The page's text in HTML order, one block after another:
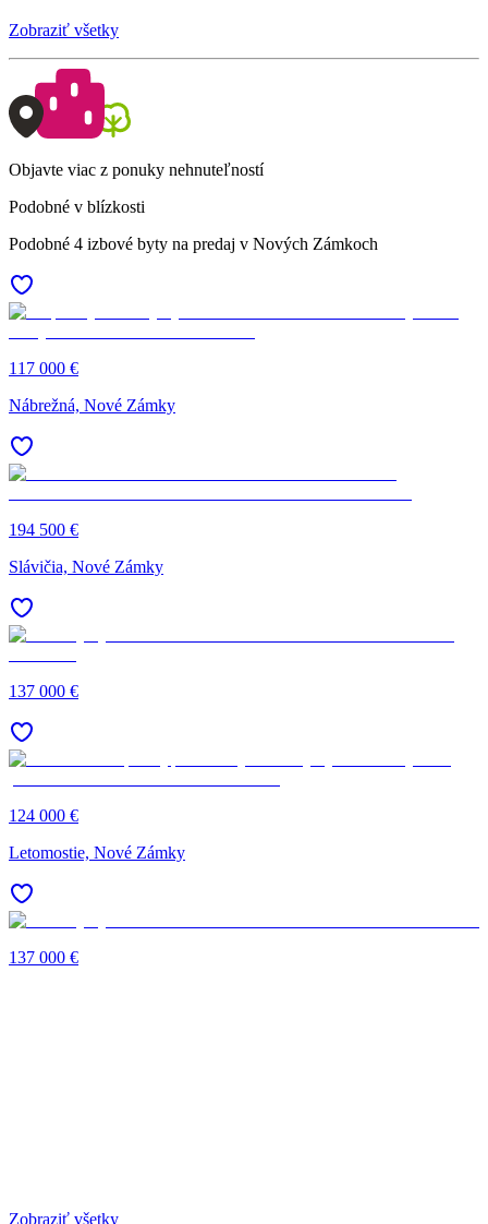
Zobraziť všetky
Objavte viac z ponuky nehnuteľností
Podobné v blízkosti
Podobné 4 izbové byty na predaj v Nových Zámkoch
117 000 €
Nábrežná, Nové Zámky
194 500 €
Slávičia, Nové Zámky
137 000 €
124 000 €
Letomostie, Nové Zámky
137 000 €
Zobraziť všetky